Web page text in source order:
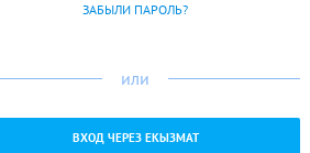
ЗАБЫЛИ ПАРОЛЬ?
или
ВХОД ЧЕРЕЗ ЕКЫЗМАТ